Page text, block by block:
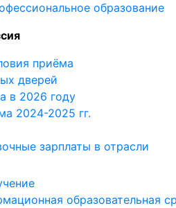
образование
приёма
дверей
в 2026 году
2024-2025 гг.
зарплаты в отрасли
образовательная